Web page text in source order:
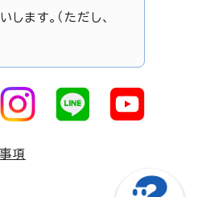
ます。（ただし、
項